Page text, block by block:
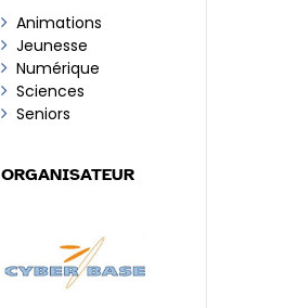
Animations
Jeunesse
Numérique
Sciences
Seniors
ORGANISATEUR